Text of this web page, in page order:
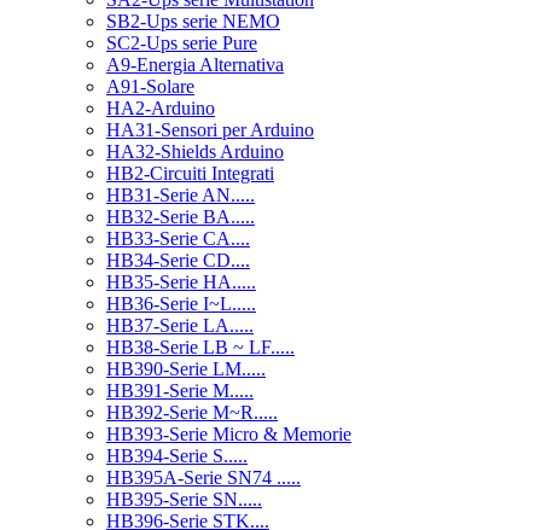
SB2-Ups serie NEMO
SC2-Ups serie Pure
A9-Energia Alternativa
A91-Solare
HA2-Arduino
HA31-Sensori per Arduino
HA32-Shields Arduino
HB2-Circuiti Integrati
HB31-Serie AN.....
HB32-Serie BA.....
HB33-Serie CA....
HB34-Serie CD....
HB35-Serie HA.....
HB36-Serie I~L.....
HB37-Serie LA.....
HB38-Serie LB ~ LF.....
HB390-Serie LM.....
HB391-Serie M.....
HB392-Serie M~R.....
HB393-Serie Micro & Memorie
HB394-Serie S.....
HB395A-Serie SN74 .....
HB395-Serie SN.....
HB396-Serie STK....